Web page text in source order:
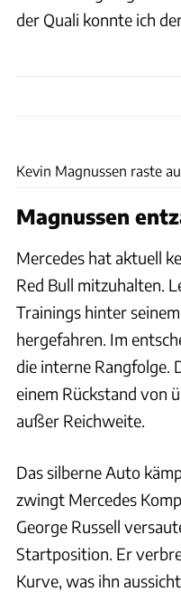
der Quali konnte ich
Kevin Magnussen raste
Magnussen
Mercedes hat aktuell
Red Bull mitzuhalten.
Trainings hinter
hergefahren. Im
die interne Rangfolge.
einem Rückstand von
außer Reichweite.
Das silberne Auto
zwingt Mercedes
George Russell
Startposition. Er
Kurve, was ihn